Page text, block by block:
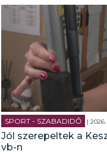
SPORT - SZABADIDŐ |
Jól szerepeltek a
vb-n